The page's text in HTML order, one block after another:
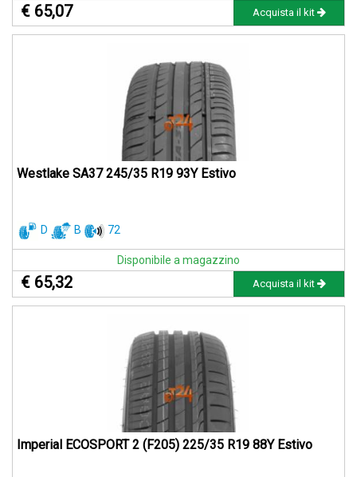
€ 65,07 Acquista il kit
Westlake SA37 245/35 R19 93Y Estivo
D B 72
Disponibile a magazzino
€ 65,32 Acquista il kit
Imperial ECOSPORT 2 (F205) 225/35 R19 88Y Estivo